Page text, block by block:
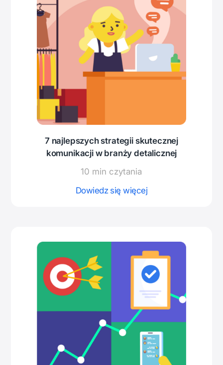
7 najlepszych strategii skutecznej
komunikacji w branży detalicznej
10 min czytania
Dowiedz się więcej